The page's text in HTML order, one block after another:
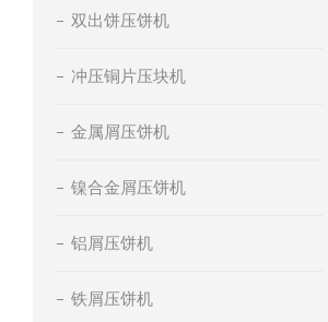
双出饼压饼机
冲压铜片压块机
金属屑压饼机
镍合金屑压饼机
铝屑压饼机
铁屑压饼机